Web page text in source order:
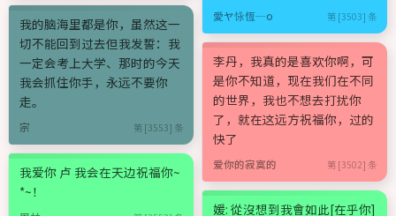
我的脑海里都是你，虽然这一
切不能回到过去但我发誓：我
一定会考上大学、那时的今天
我会抓住你手，永远不要你
走。
宗 第 [3553] 条
我爱你 卢 我会在天边祝福你~
*~！
愛ヤ怺恆┈o 第 [3503] 条
李丹，我真的是喜欢你啊，可
是你不知道，现在我们在不同
的世界，我也不想去打扰你
了，就在这远方祝福你，过的
快了
爱你的寂寞的 第 [3502] 条
媛: 從沒想到我會如此[在乎你]